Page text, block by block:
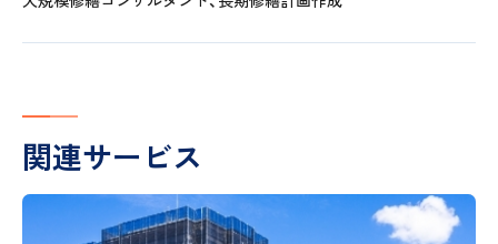
関連サービス